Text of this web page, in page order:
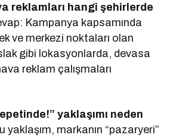
reklamları hangi şehirlerde
Kampanya kapsamında
ve merkezi noktaları olan
gibi lokasyonlarda, devasa
reklam çalışmaları
yaklaşımı neden
yaklaşım, markanın “pazaryeri”